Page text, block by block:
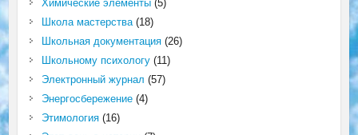
Химические элементы(5)
Школа мастерства(18)
Школьная документация(26)
Школьному психологу(11)
Электронный журнал (57)
Энергосбережение(4)
Этимология(16)